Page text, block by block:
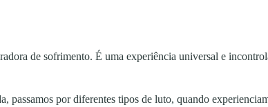
de sofrimento. É uma experiência universal e
passamos por diferentes tipos de luto, quando